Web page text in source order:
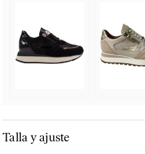
Talla y ajuste